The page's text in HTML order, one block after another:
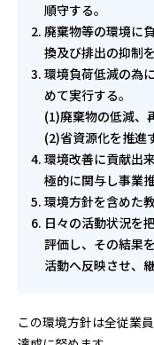
順守する。
廃棄物等の環境に
換及び排出の抑制
環境負荷低減の為
めて実行する。
(1)廃棄物の低減、
(2)省資源化を推進
環境改善に貢献出
極的に関与し事業
環境方針を含めた
日々の活動状況を
評価し、その結果
活動へ反映させ、
この環境方針は全従業